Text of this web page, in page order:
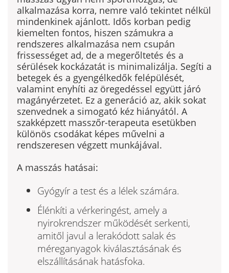
alkalmazása korra, nemre való tekintet nélkül
mindenkinek ajánlott. Idős korban pedig
kiemelten fontos, hiszen számukra a
rendszeres alkalmazása nem csupán
frissességet ad, de a megerőltetés és a
sérülések kockázatát is minimalizálja. Segíti a
betegek és a gyengélkedők felépülését,
valamint enyhíti az öregedéssel együtt járó
magányérzetet. Ez a generáció az, akik sokat
szenvednek a simogató kéz hiányától. A
szakképzett masszőr-terapeuta esetükben
különös csodákat képes művelni a
rendszeresen végzett munkájával.
A masszás hatásai:
Gyógyír a test és a lélek számára.
Élénkíti a vérkeringést, amely a
nyirokrendszer működését serkenti,
amitől javul a lerakódott salak és
méreganyagok kiválasztásának és
elszállításának hatásfoka.